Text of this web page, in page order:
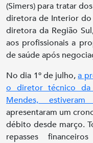
(Simers) para tratar
diretora de Interior do
diretora da Região
aos profissionais a
de saúde após
No dia 1º de julho,a
o diretor técnico da
Mendes,
apresentaram um
débito desde março.
repasses